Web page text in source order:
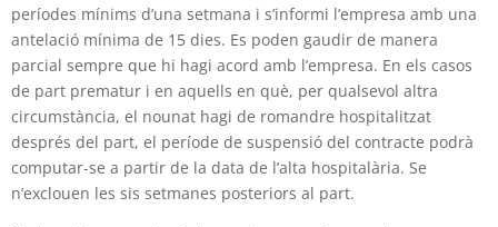
períodes mínims d’una setmana i s’informi l’empresa amb una
antelació mínima de 15 dies. Es poden gaudir de manera
parcial sempre que hi hagi acord amb l’empresa. En els casos
de part prematur i en aquells en què, per qualsevol altra
circumstància, el nounat hagi de romandre hospitalitzat
després del part, el període de suspensió del contracte podrà
computar-se a partir de la data de l’alta hospitalària. Se
n’exclouen les sis setmanes posteriors al part.